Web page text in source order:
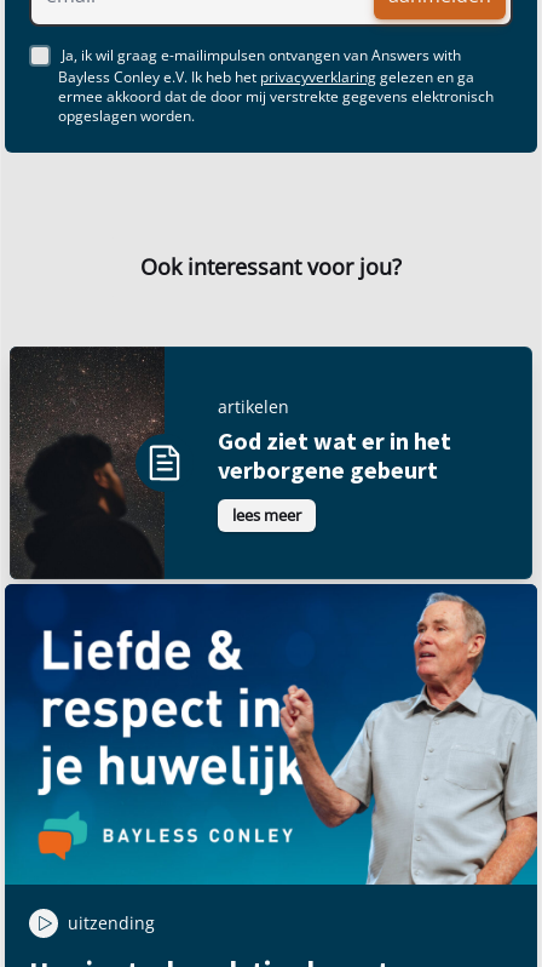
Ja, ik wil graag e-mailimpulsen ontvangen van Answers with
Bayless Conley e.V. Ik heb het privacyverklaringgelezen en ga
ermee akkoord dat de door mij verstrekte gegevens elektronisch
opgeslagen worden.
Ook interessant voor jou?
artikelen
God ziet wat er in het
verborgene gebeurt
lees meer
uitzending